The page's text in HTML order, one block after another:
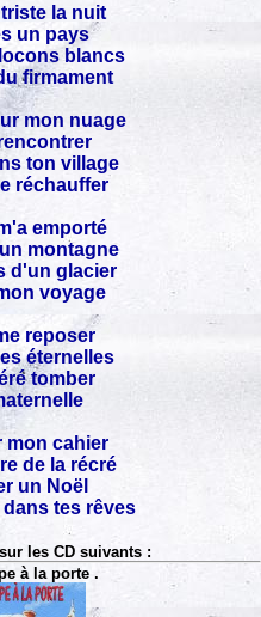
la nuit
un pays
blancs
firmament
mon nuage
ton village
réchauffer
emporté
montagne
d'un glacier
voyage
reposer
éternelles
tomber
mon cahier
de la récré
un Noël
tes rêves
les CD suivants :
à la porte .